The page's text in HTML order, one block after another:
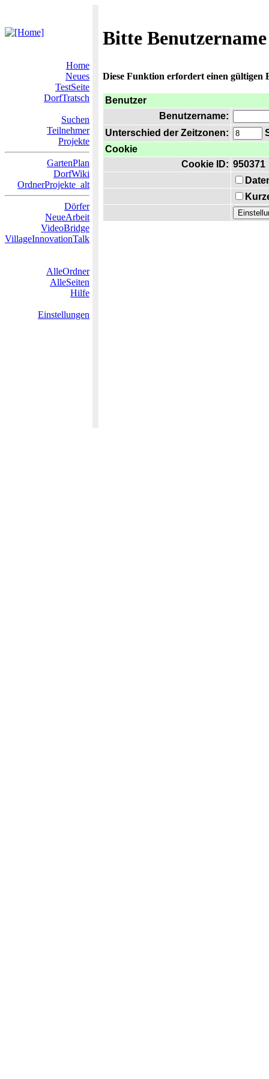
Bitte
Home
Neues
TestSeite
DorfTratsch
Suchen
Teilnehmer
Projekte
GartenPlan
DorfWiki
OrdnerProjekte_alt
Dörfer
NeueArbeit
VideoBridge
VillageInnovationTalk
AlleOrdner
AlleSeiten
Hilfe
Einstellungen
Diese Funktion erfordert einen gültigen
Benutzer
Benutzername:
Unterschied der Zeitzonen:
Cookie
Cookie ID: 950371